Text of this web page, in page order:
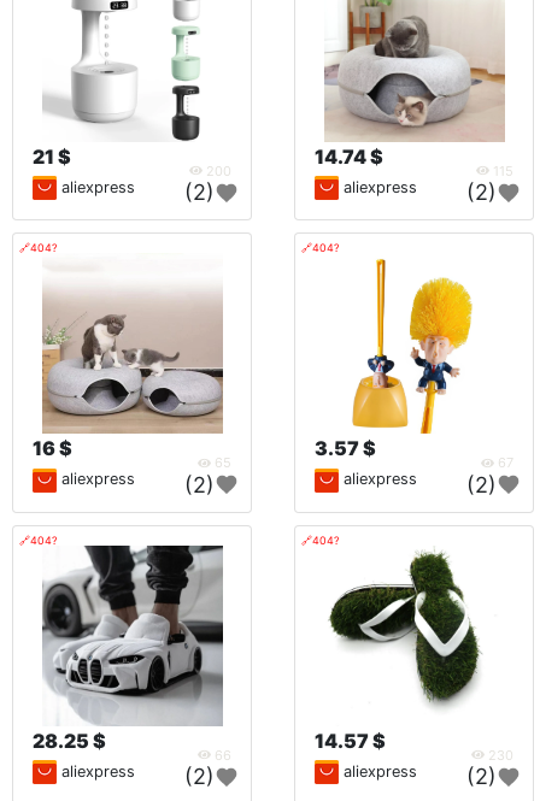
21 $
200
aliexpress (2)
14.74 $
115
aliexpress (2)
🔗404?
16 $
65
aliexpress (2)
🔗404?
3.57 $
67
aliexpress (2)
🔗404?
28.25 $
66
aliexpress (2)
🔗404?
14.57 $
230
aliexpress (2)